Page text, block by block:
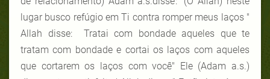
lugar busco refúgio em Ti contra romper meus laços "
Allah disse: Tratai com bondade aqueles que te
tratam com bondade e cortai os laços com aqueles
que cortarem os laços com você" Ele (Adam a.s.)